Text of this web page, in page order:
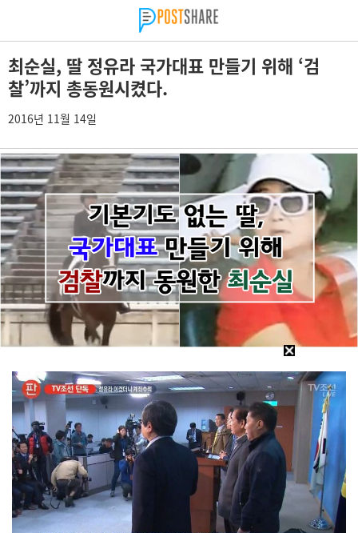
최순실, 딸 정유라 국가대표 만들기 위해 ‘검
찰’까지 총동원시켰다.
2016년 11월 14일